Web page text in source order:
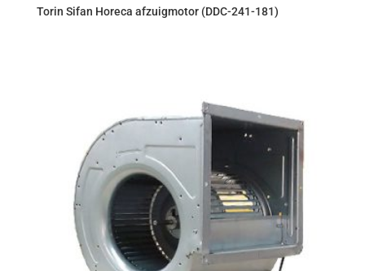
Torin Sifan Horeca afzuigmotor (DDC-241-181)